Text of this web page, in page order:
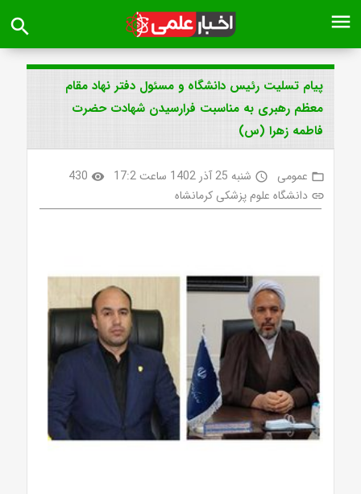
menu
search
پیام تسلیت رئیس دانشگاه و مسئول دفتر نهاد مقام
معظم رهبری به مناسبت فرارسیدن شهادت حضرت
فاطمه زهرا (س)
folder_open عمومی access_time شنبه 25 آذر 1402 ساعت 17:2 visibility
430
link دانشگاه علوم پزشکی کرمانشاه